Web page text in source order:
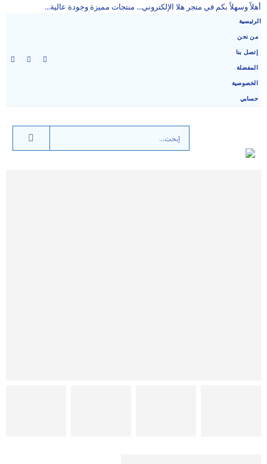
أهلاً وسهلاً بكم في متجر هلا الإلكتروني... منتجات مميزة وجودة عالية...
الرئيسية
من نحن
إتصل بنا
المفضلة
الخصوصية
حسابي